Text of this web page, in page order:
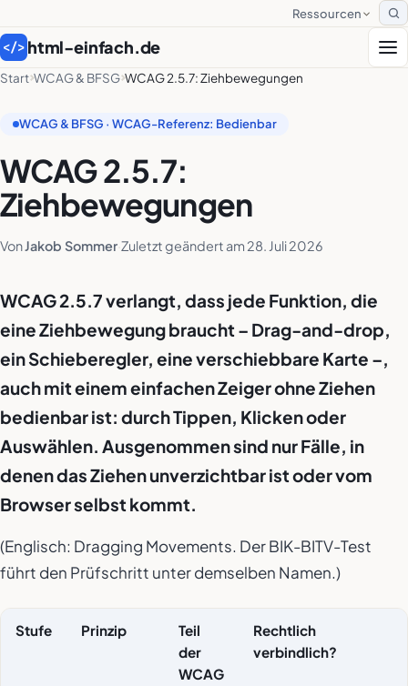
Ressourcen
</> html-einfach.de
Start WCAG & BFSG WCAG 2.5.7: Ziehbewegungen
WCAG & BFSG · WCAG-Referenz: Bedienbar
WCAG 2.5.7:
Ziehbewegungen
VonJakob Sommer Zuletzt geändert am 28. Juli 2026
WCAG 2.5.7 verlangt, dass jede Funktion, die
eine Ziehbewegung braucht – Drag-and-drop,
ein Schieberegler, eine verschiebbare Karte –,
auch mit einem einfachen Zeiger ohne Ziehen
bedienbar ist: durch Tippen, Klicken oder
Auswählen. Ausgenommen sind nur Fälle, in
denen das Ziehen unverzichtbar ist oder vom
Browser selbst kommt.
(Englisch: Dragging Movements. Der BIK-BITV-Test
führt den Prüfschritt unter demselben Namen.)
Stufe Prinzip
Teil
der
WCAG
Rechtlich
verbindlich?